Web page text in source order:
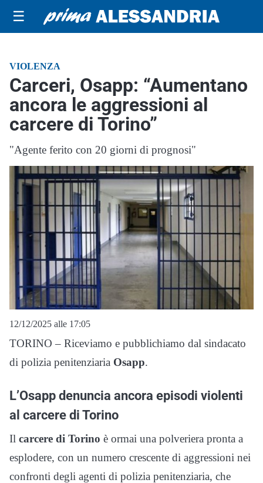
☰
VIOLENZA
Carceri, Osapp: “Aumentano
ancora le aggressioni al
carcere di Torino”
"Agente ferito con 20 giorni di prognosi"
12/12/2025 alle 17:05
TORINO – Riceviamo e pubblichiamo dal sindacato
di polizia penitenziaria Osapp.
L’Osapp denuncia ancora episodi violenti
al carcere di Torino
Il carcere di Torino è ormai una polveriera pronta a
esplodere, con un numero crescente di aggressioni nei
confronti degli agenti di polizia penitenziaria, che